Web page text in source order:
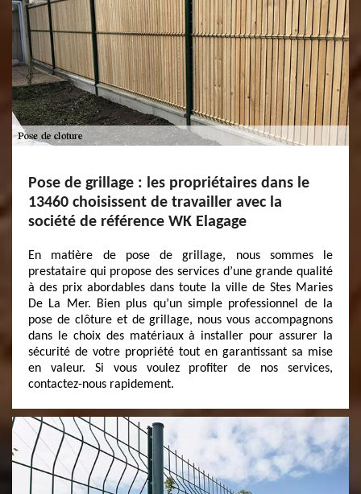
Pose de grillage : les propriétaires dans le
13460 choisissent de travailler avec la
société de référence WK Elagage
En matière de pose de grillage, nous sommes le
prestataire qui propose des services d’une grande qualité
à des prix abordables dans toute la ville de Stes Maries
De La Mer. Bien plus qu’un simple professionnel de la
pose de clôture et de grillage, nous vous accompagnons
dans le choix des matériaux à installer pour assurer la
sécurité de votre propriété tout en garantissant sa mise
en valeur. Si vous voulez profiter de nos services,
contactez-nous rapidement.